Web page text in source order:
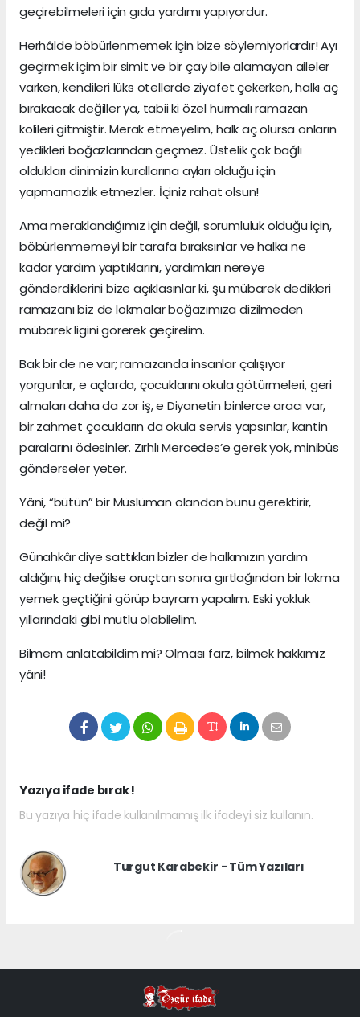
geçirebilmeleri için gıda yardımı yapıyordur.
Herhâlde böbürlenmemek için bize söylemiyorlardır! Ayı
geçirmek içim bir simit ve bir çay bile alamayan aileler
varken, kendileri lüks otellerde ziyafet çekerken, halkı aç
bırakacak değiller ya, tabii ki özel hurmalı ramazan
kolileri gitmiştir. Merak etmeyelim, halk aç olursa onların
yedikleri boğazlarından geçmez. Üstelik çok bağlı
oldukları dinimizin kurallarına aykırı olduğu için
yapmamazlık etmezler. İçiniz rahat olsun!
Ama meraklandığımız için değil, sorumluluk olduğu için,
böbürlenmemeyi bir tarafa bıraksınlar ve halka ne
kadar yardım yaptıklarını, yardımları nereye
gönderdiklerini bize açıklasınlar ki, şu mübarek dedikleri
ramazanı biz de lokmalar boğazımıza dizilmeden
mübarek ligini görerek geçirelim.
Bak bir de ne var; ramazanda insanlar çalışıyor
yorgunlar, e açlarda, çocuklarını okula götürmeleri, geri
almaları daha da zor iş, e Diyanetin binlerce aracı var,
bir zahmet çocukların da okula servis yapsınlar, kantin
paralarını ödesinler. Zırhlı Mercedes’e gerek yok, minibüs
gönderseler yeter.
Yâni, “bütün” bir Müslüman olandan bunu gerektirir,
değil mi?
Günahkâr diye sattıkları bizler de halkımızın yardım
aldığını, hiç değilse oruçtan sonra gırtlağından bir lokma
yemek geçtiğini görüp bayram yapalım. Eski yokluk
yıllarındaki gibi mutlu olabilelim.
Bilmem anlatabildim mi? Olması farz, bilmek hakkımız
yâni!
Yazıya ifade bırak !
Bu yazıya hiç ifade kullanılmamış ilk ifadeyi siz kullanın.
Turgut Karabekir - Tüm Yazıları